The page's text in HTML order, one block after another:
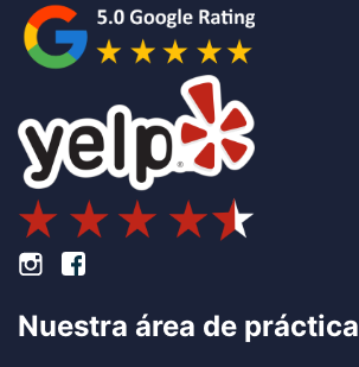
Pie de página Instagram
Pie de página Facebook
Nuestra área de práctica